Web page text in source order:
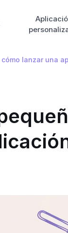
lanzar una